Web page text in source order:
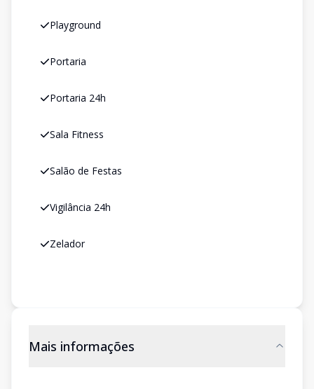
Playground
Portaria
Portaria 24h
Sala Fitness
Salão de Festas
Vigilância 24h
Zelador
Mais informações